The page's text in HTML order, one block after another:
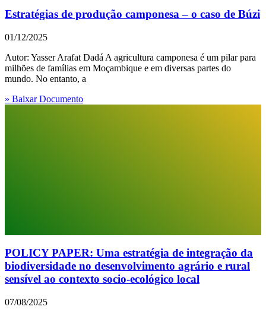
Estratégias de produção camponesa – o caso de Búzi
01/12/2025
Autor: Yasser Arafat Dadá A agricultura camponesa é um pilar para
milhões de famílias em Moçambique e em diversas partes do
mundo. No entanto, a
» Baixar Documento
POLICY PAPER: Uma estratégia de integração da
biodiversidade no desenvolvimento agrário e rural
sensível ao contexto socio-ecológico local
07/08/2025